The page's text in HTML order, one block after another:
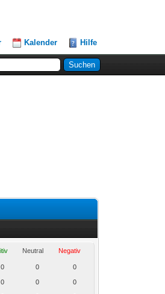
Kalender Hilfe
Neutral Negativ
0 0 0
0 0 0